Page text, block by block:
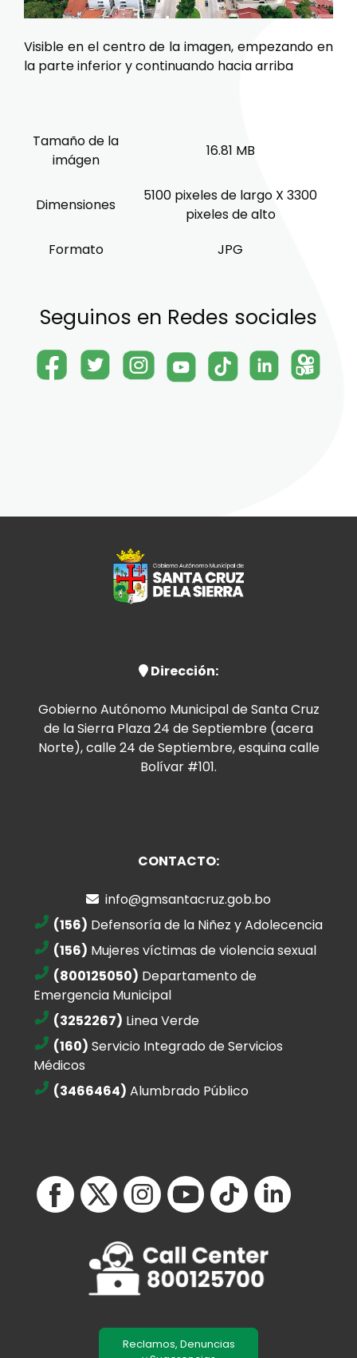
Visible en el centro de la imagen, empezando en
la parte inferior y continuando hacia arriba
Tamaño de la
imágen
16.81 MB
Dimensiones
5100 pixeles de largo X 3300
pixeles de alto
Formato
JPG
Seguinos en Redes sociales
Dirección:
Gobierno Autónomo Municipal de Santa Cruz
de la Sierra Plaza 24 de Septiembre (acera
Norte), calle 24 de Septiembre, esquina calle
Bolívar #101.
CONTACTO:
info@gmsantacruz.gob.bo
(156) Defensoría de la Niñez y Adolecencia
(156) Mujeres víctimas de violencia sexual
(800125050) Departamento de
Emergencia Municipal
(3252267) Linea Verde
(160) Servicio Integrado de Servicios
Médicos
(3466464) Alumbrado Público
Reclamos, Denuncias